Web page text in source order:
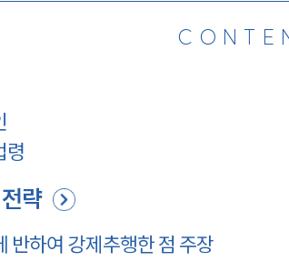
령
략
반하여 강제추행한 점 주장